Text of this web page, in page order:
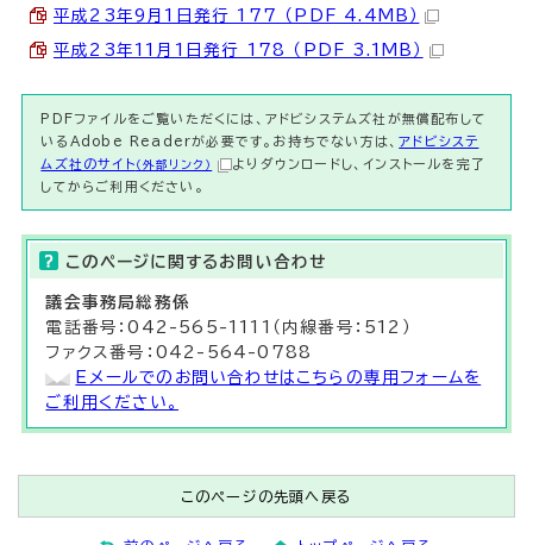
平成23年9月1日発行 177 （PDF 4.4MB）
平成23年11月1日発行 178 （PDF 3.1MB）
PDFファイルをご覧いただくには、アドビシステムズ社が無償配布して
いるAdobe Readerが必要です。お持ちでない方は、アドビシステ
ムズ社のサイト （外部リンク）
よりダウンロードし、インストールを完了
してからご利用ください。
このページに関する お問い合わせ
議会事務局総務係
電話番号：042-565-1111（内線番号：512）
ファクス番号：042-564-0788
Eメールでのお問い合わせはこちらの専用フォームを
ご利用ください。
このページの先頭へ戻る